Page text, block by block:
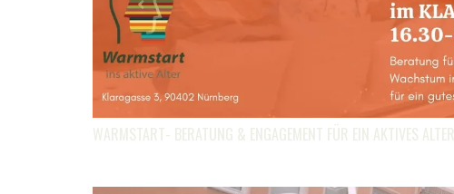
WARMSTART- BERATUNG & ENGAGEMENT FÜR EIN AKTIVES ALTER